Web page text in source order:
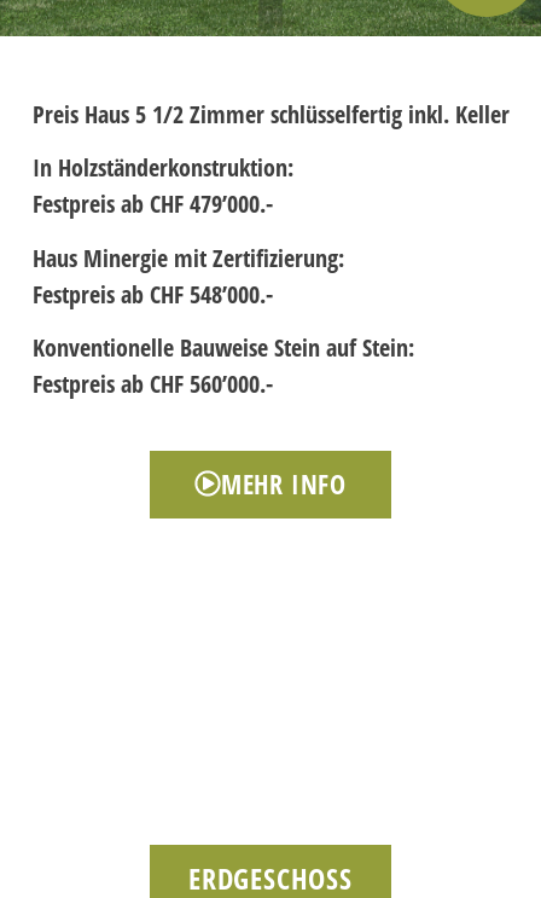
Preis Haus 5 1/2 Zimmer schlüsselfertig inkl. Keller
In Holzständerkonstruktion:
Festpreis ab CHF 479’000.-
Haus Minergie mit Zertifizierung:
Festpreis ab CHF 548’000.-
Konventionelle Bauweise Stein auf Stein:
Festpreis ab CHF 560’000.-
MEHR INFO
ERDGESCHOSS